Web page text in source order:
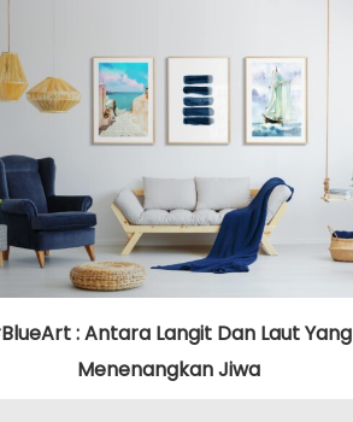
: Antara Langit Dan Laut Yang
Menenangkan Jiwa